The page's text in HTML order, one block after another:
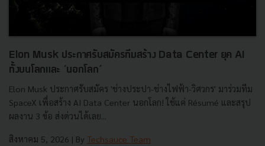
Elon Musk ประกาศรับสมัครทีมสร้าง Data Center ยุค AI
ทั้งบนโลกและ ‘นอกโลก’
Elon Musk ประกาศรับสมัคร 'ช่างประปา-ช่างไฟฟ้า-วิศวกร' มาร่วมทีม
SpaceX เพื่อสร้าง AI Data Center นอกโลก! ใช้แค่ Résumé และสรุป
ผลงาน 3 ข้อ ส่งด่วนได้เลย...
สิงหาคม 5, 2026 | By Techsauce Team